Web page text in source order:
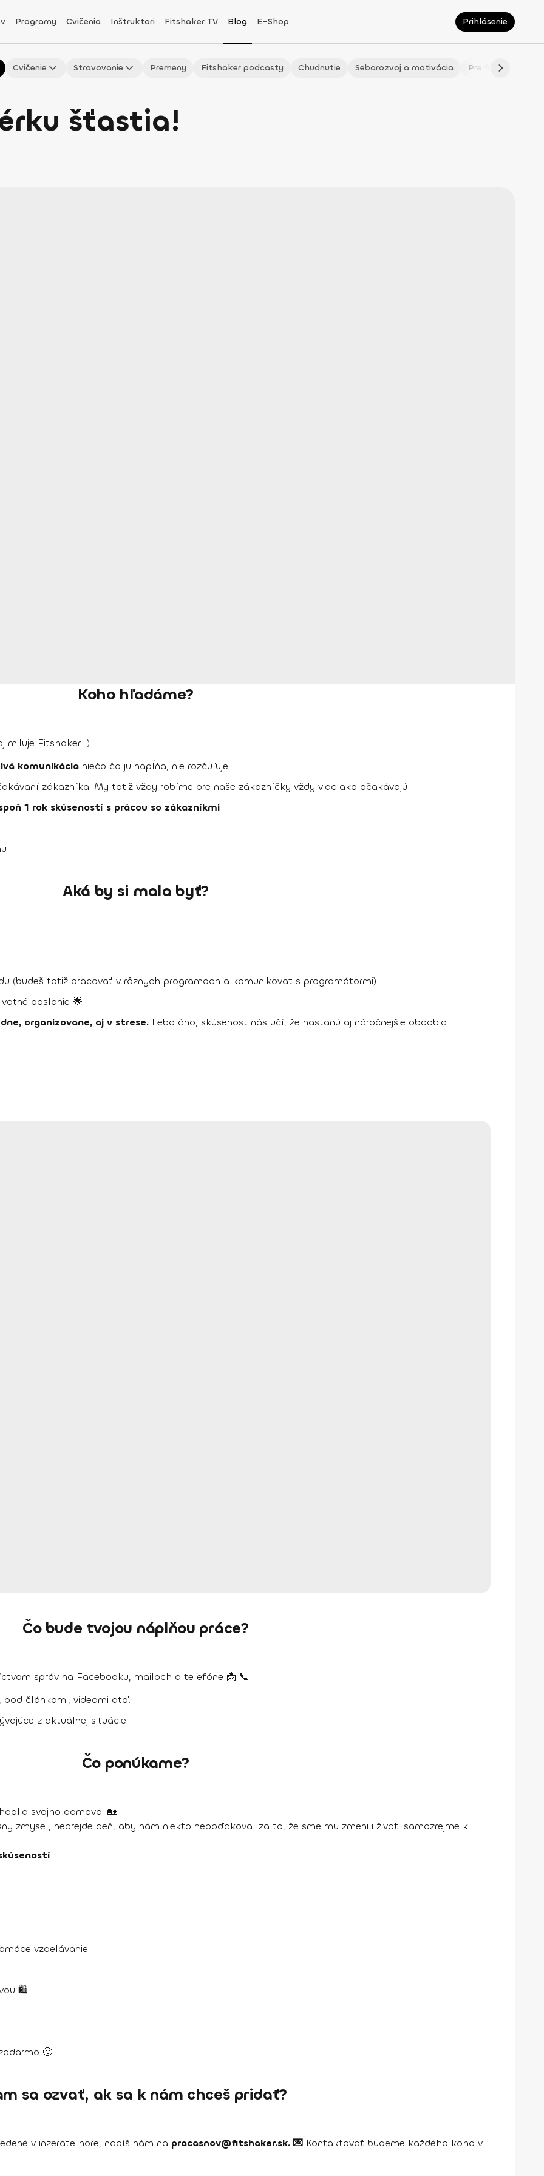
Programy Cvičenia Inštruktori Fitshaker TV Blog E-Shop Prihlásenie
Cvičenie Stravovanie Premeny Fitshaker podcasty Chudnutie Sebarozvoj a motivácia Pre fitmaminky
šťastia!
Koho hľadáme?
miluje Fitshaker. :)
komunikácia niečo čo ju napĺňa, nie rozčuľuje
zákazníka. My totiž vždy robíme pre naše zákazníčky vždy viac ako očakávajú
1 rok skúseností s prácou so zákazníkmi
Aká by si mala byť?
(budeš totiž pracovať v rôznych programoch a komunikovať s programátormi)
poslanie 🌟
organizovane, aj v strese. Lebo áno, skúsenosť nás učí, že nastanú aj náročnejšie obdobia.
Čo bude tvojou náplňou práce?
správ na Facebooku, mailoch a telefóne 📩 📞
pod článkami, videami atď.
z aktuálnej situácie.
Čo ponúkame?
svojho domova. 🏡
zmysel, neprejde deň, aby nám niekto nepoďakoval za to, že sme mu zmenili život…samozrejme k
vzdelávanie
🛍️
🙂
sa ozvať, ak sa k nám chceš pridať?
v inzeráte hore, napíš nám na pracasnov@fitshaker.sk. 💌 Kontaktovať budeme každého koho v